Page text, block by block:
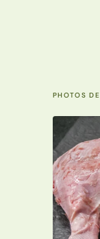
PHOTOS